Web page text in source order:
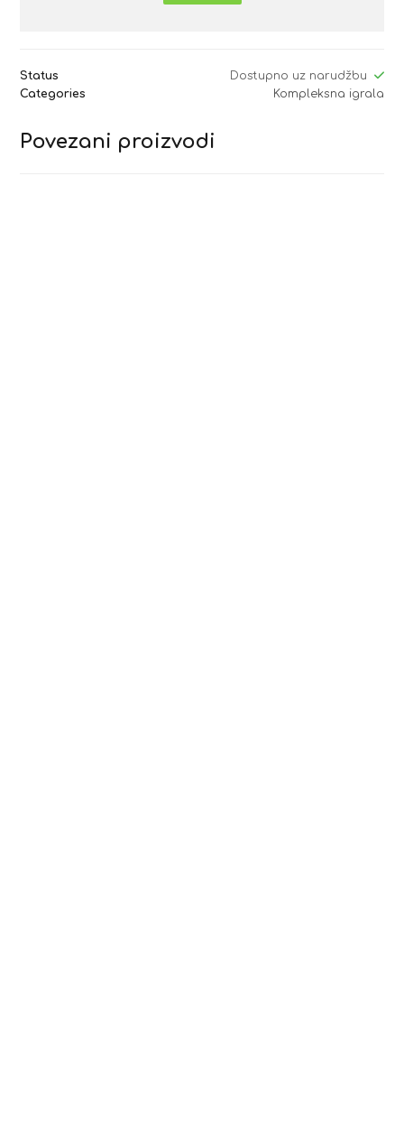
Status
Dostupno uz narudžbu
Categories
Kompleksna igrala
Povezani proizvodi